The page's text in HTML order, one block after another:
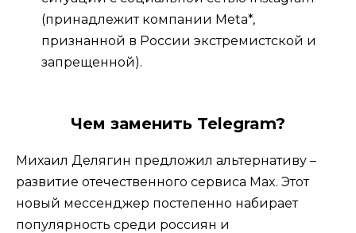
(принадлежит компании Meta*,
признанной в России экстремистской и
запрещенной).
Чем заменить Telegram?
Михаил Делягин предложил альтернативу –
развитие отечественного сервиса Max. Этот
новый мессенджер постепенно набирает
популярность среди россиян и